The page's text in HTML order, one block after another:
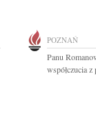
POZNAŃ
Panu
współczucia